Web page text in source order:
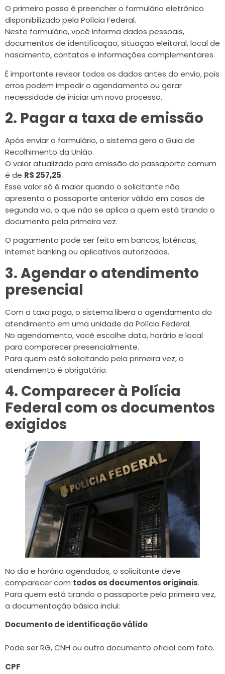
O primeiro passo é preencher o formulário eletrônico
disponibilizado pela Polícia Federal.
Neste formulário, você informa dados pessoais,
documentos de identificação, situação eleitoral, local de
nascimento, contatos e informações complementares.
É importante revisar todos os dados antes do envio, pois
erros podem impedir o agendamento ou gerar
necessidade de iniciar um novo processo.
2. Pagar a taxa de emissão
Após enviar o formulário, o sistema gera a Guia de
Recolhimento da União.
O valor atualizado para emissão do passaporte comum
é de R$ 257,25.
Esse valor só é maior quando o solicitante não
apresenta o passaporte anterior válido em casos de
segunda via, o que não se aplica a quem está tirando o
documento pela primeira vez.
O pagamento pode ser feito em bancos, lotéricas,
internet banking ou aplicativos autorizados.
3. Agendar o atendimento
presencial
Com a taxa paga, o sistema libera o agendamento do
atendimento em uma unidade da Polícia Federal.
No agendamento, você escolhe data, horário e local
para comparecer presencialmente.
Para quem está solicitando pela primeira vez, o
atendimento é obrigatório.
4. Comparecer à Polícia
Federal com os documentos
exigidos
No dia e horário agendados, o solicitante deve
comparecer com todos os documentos originais.
Para quem está tirando o passaporte pela primeira vez,
a documentação básica inclui:
Documento de identificação válido
Pode ser RG, CNH ou outro documento oficial com foto.
CPF